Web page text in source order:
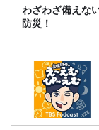
わざわざ備えな
防災！